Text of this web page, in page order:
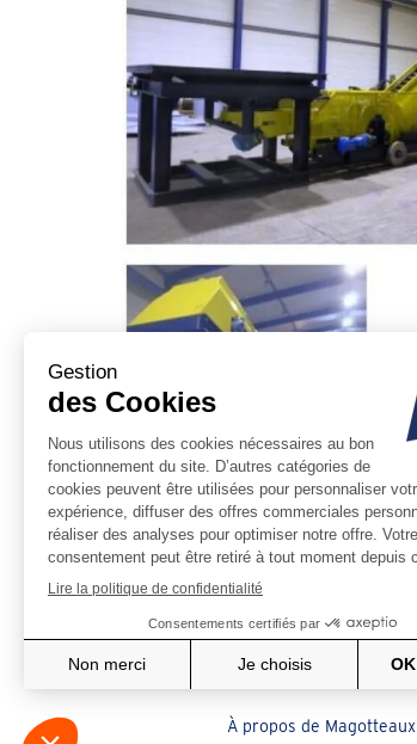
Chargeur de boulets
À propos de Magotteaux